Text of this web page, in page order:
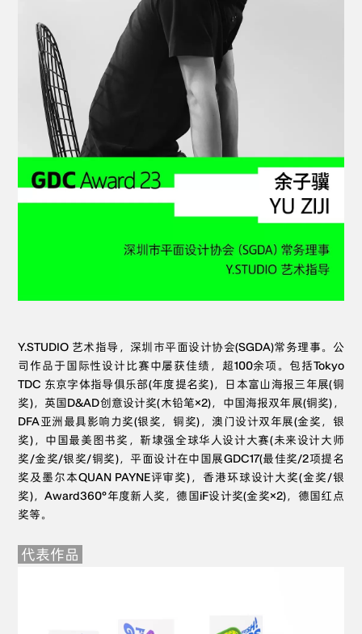
Y.STUDIO 艺术指导，深圳市平面设计协会(SGDA)常务理事。公
司作品于国际性设计比赛中屡获佳绩，超100余项。包括Tokyo
TDC 东京字体指导俱乐部(年度提名奖)，日本富山海报三年展(铜
奖)，英国D&AD创意设计奖(木铅笔×2)，中国海报双年展(铜奖)，
DFA亚洲最具影响力奖(银奖，铜奖)，澳门设计双年展(金奖，银
奖)，中国最美图书奖，靳埭强全球华人设计大赛(未来设计大师
奖/金奖/银奖/铜奖)，平面设计在中国展GDC17(最佳奖/2项提名
奖及墨尔本QUAN PAYNE评审奖)，香港环球设计大奖(金奖/银
奖)，Award360°年度新人奖，德国iF设计奖(金奖×2)，德国红点
奖等。
代表作品